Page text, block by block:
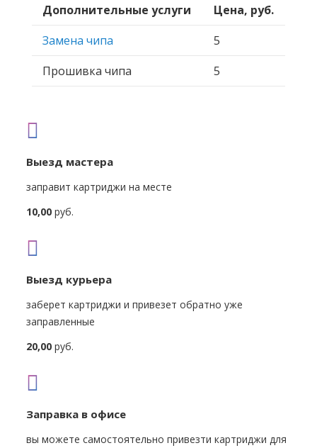
Дополнительные услуги
Цена, руб.
Замена чипа
5
Прошивка чипа
5
Выезд мастера
заправит картриджи на месте
10,00руб.
Выезд курьера
заберет картриджи и привезет обратно уже
заправленные
20,00руб.
Заправка в офисе
вы можете самостоятельно привезти картриджи для